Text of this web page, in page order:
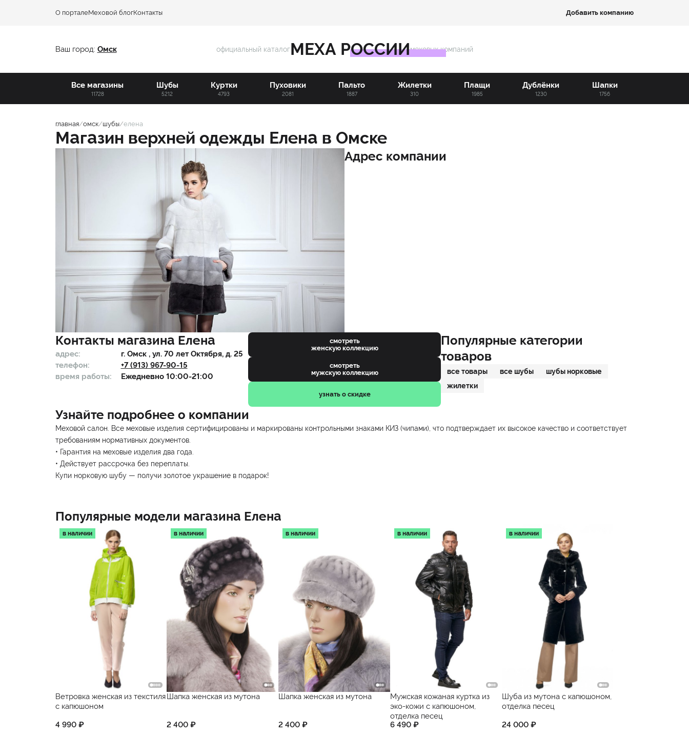
О порталеМеховой блогКонтакты Добавить компанию
Ваш город: Омск официальный каталогМЕХА РОССИИмеховых компаний
Все магазины
11728
Шубы
5212
Куртки
4793
Пуховики
2081
Пальто
1887
Жилетки
310
Плащи
1985
Дублёнки
1230
Шапки
1756
главная/омск/шубы/елена
Магазин верхней одежды Елена в Омске
Адрес компании
Контакты магазина Елена
адрес: г. Омск , ул. 70 лет Октября, д. 25
телефон:
+7 (913) 967-90-15
время работы:
Ежедневно 10:00-21:00
смотреть
женскую коллекцию
смотреть
мужскую коллекцию
узнать о скидке
Популярные категории
товаров
все товары все шубы
шубы норковые
жилетки
Узнайте подробнее о компании
Меховой салон. Все меховые изделия сертифицированы и маркированы контрольными знаками КИЗ (чипами), что подтверждает их высокое качество и соответствует
требованиям нормативных документов.
• Гарантия на меховые изделия два года.
• Действует рассрочка без переплаты.
Купи норковую шубу — получи золотое украшение в подарок!
Популярные модели магазина Елена
в наличии
Ветровка женская из текстиля
с капюшоном
4 990 ₽
в наличии
Шапка женская из мутона
2 400 ₽
в наличии
Шапка женская из мутона
2 400 ₽
в наличии
Мужская кожаная куртка из
эко-кожи с капюшоном,
отделка песец
6 490 ₽
в наличии
Шуба из мутона с капюшоном,
отделка песец
24 000 ₽